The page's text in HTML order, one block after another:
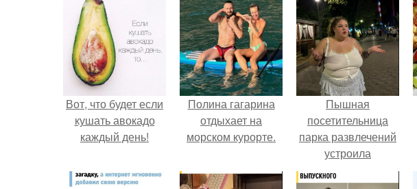
Вот, что будет если
кушать авокадо
каждый день!
Полина гагарина
отдыхает на
морском курорте.
Пышная
посетительница
парка развлечений
устроила
обсуждение в